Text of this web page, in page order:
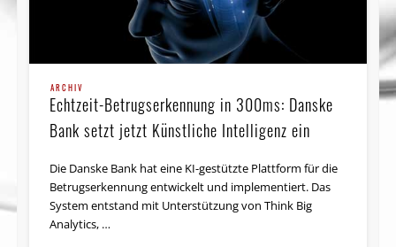
ARCHIV
Echtzeit-Betrugserkennung in 300ms: Danske
Bank setzt jetzt Künstliche Intelligenz ein
Die Danske Bank hat eine KI-gestützte Plattform für die
Betrugserkennung entwickelt und implementiert. Das
System entstand mit Unterstützung von Think Big
Analytics, …